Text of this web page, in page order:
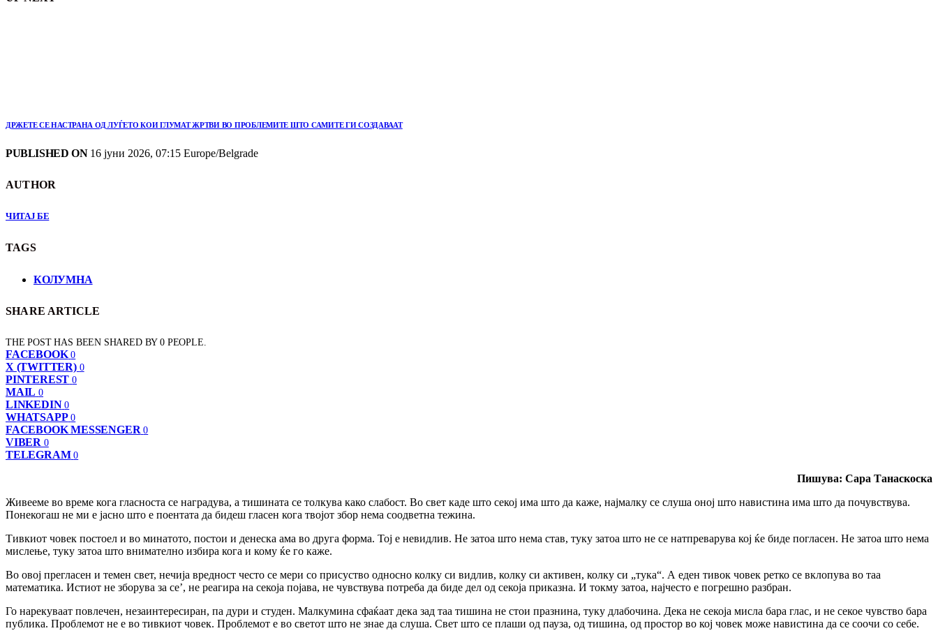
ДРЖЕТЕ СЕ НАСТРАНА ОД ЛУЃЕТО КОИ ГЛУМАТ ЖРТВИ ВО ПРОБЛЕМИТЕ ШТО САМИТЕ ГИ СОЗДАВААТ
PUBLISHED ON16 јуни 2026, 07:15 Europe/Belgrade
AUTHOR
ЧИТАЈ БЕ
TAGS
КОЛУМНА
SHARE ARTICLE
THE POST HAS BEEN SHARED BY0 PEOPLE.
FACEBOOK 0
X (TWITTER) 0
PINTEREST 0
MAIL 0
LINKEDIN 0
WHATSAPP 0
FACEBOOK MESSENGER 0
VIBER 0
TELEGRAM 0
Пишува: Сара Танаскоска
Живееме во време кога гласноста се наградува, а тишината се толкува како слабост. Во свет каде што секој има што да каже, најмалку се слуша оној што навистина има што да почувствува.
Понекогаш не ми е јасно што е поентата да бидеш гласен кога твојот збор нема соодветна тежина.
Тивкиот човек постоел и во минатото, постои и денеска ама во друга форма. Тој е невидлив. Не затоа што нема став, туку затоа што не се натпреварува кој ќе биде погласен. Не затоа што нема
мислење, туку затоа што внимателно избира кога и кому ќе го каже.
Во овој прегласен и темен свет, нечија вредност често се мери со присуство односно колку си видлив, колку си активен, колку си „тука“. А еден тивок човек ретко се вклопува во таа
математика. Истиот не зборува за се’, не реагира на секоја појава, не чувствува потреба да биде дел од секоја приказна. И токму затоа, најчесто е погрешно разбран.
Го нарекуваат повлечен, незаинтересиран, па дури и студен. Малкумина сфаќаат дека зад таа тишина не стои празнина, туку длабочина. Дека не секоја мисла бара глас, и не секое чувство бара
публика. Проблемот не е во тивкиот човек. Проблемот е во светот што не знае да слуша. Свет што се плаши од пауза, од тишина, од простор во кој човек може навистина да се соочи со себе.